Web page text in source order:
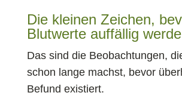
Die kleinen Zeichen,
Blutwerte auffällig
Das sind die Beobachtungen,
schon lange machst, bevor
Befund existiert.